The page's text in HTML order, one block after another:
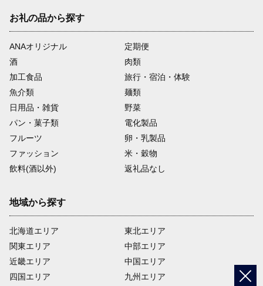
お礼の品から探す
ANAオリジナル
定期便
酒
肉類
加工食品
旅行・宿泊・体験
魚介類
麺類
日用品・雑貨
野菜
パン・菓子類
電化製品
フルーツ
卵・乳製品
ファッション
米・穀物
飲料(酒以外)
返礼品なし
地域から探す
北海道エリア
関東エリア
近畿エリア
四国エリア
東北エリア
中部エリア
中国エリア
九州エリア